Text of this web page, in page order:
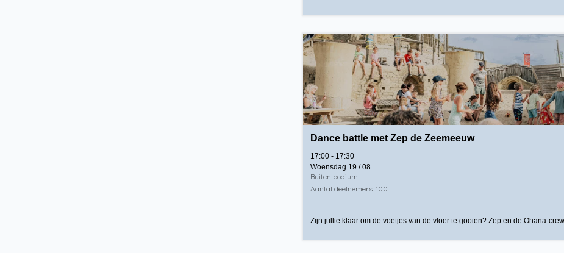
Dance battle met Zep de Zeemeeuw
17:00 - 17:30
Woensdag 19 / 08
Buiten podium
Aantal deelnemers: 100
Zijn jullie klaar om de voetjes van de vloer te gooien? Zep en de Ohana-